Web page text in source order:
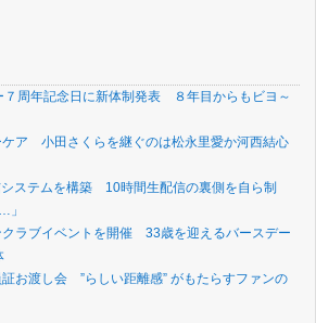
７周年記念日に新体制発表 ８年目からもビヨ～
ケア 小田さくらを継ぐのは松永里愛か河西結心
ステムを構築 10時間生配信の裏側を自ら制
」
ラブイベントを開催 33歳を迎えるバースデー
お渡し会 ”らしい距離感” がもたらすファンの